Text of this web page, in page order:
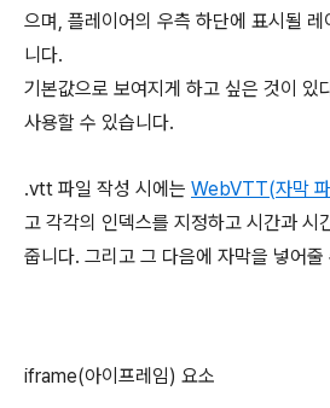
으며, 플레이어의 우측 하단에 표시될
니다.
기본값으로 보여지게 하고 싶은 것이 있
사용할 수 있습니다.
.vtt 파일 작성 시에는 WebVTT(자막
고 각각의 인덱스를 지정하고 시간과 시
줍니다. 그리고 그 다음에 자막을 넣어줄
iframe(아이프레임) 요소